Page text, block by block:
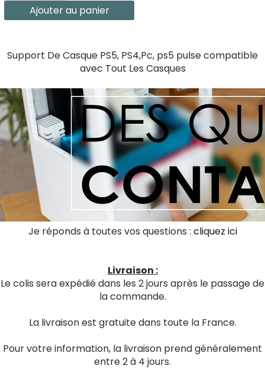
Ajouter au panier
Support De Casque PS5, PS4,Pc, ps5 pulse compatible
avec Tout Les Casques
Je réponds à toutes vos questions : cliquez ici
Livraison :
Le colis sera expédié dans les 2 jours après le passage de
la commande.
La livraison est gratuite dans toute la France.
Pour votre information, la livraison prend généralement
entre 2 à 4 jours.